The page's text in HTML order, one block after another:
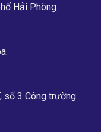
Hải Phòng.
số 3 Công trường